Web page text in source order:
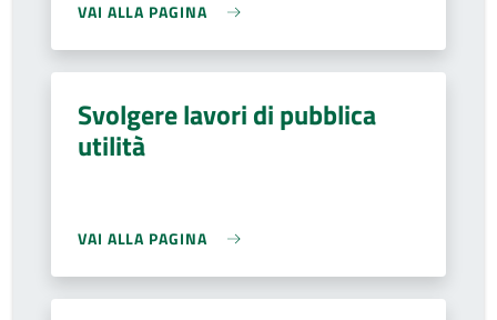
VAI ALLA PAGINA
Svolgere lavori di pubblica
utilità
VAI ALLA PAGINA